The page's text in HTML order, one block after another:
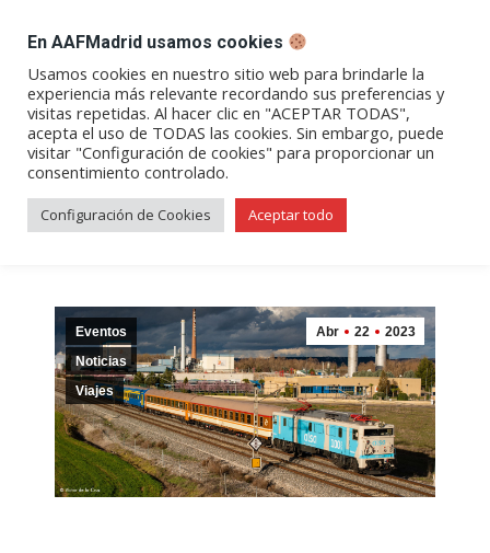
Abrir
enlace
en
una
ventana/pestaña
Abrir
enlace
en
una
ventana/pestaña
Abrir
enlace
en
una
ventana/pestaña
Abrir
enlace
en
una
Abrir
enlace
en
una
Rápido «Valencia Expreso» a
València – ¡Ya a la venta!
Abr 22 2023
Eventos
Noticias
Viajes
En AAFMadrid usamos cookies
Usamos cookies en nuestro sitio web para brindarle la
experiencia más relevante recordando sus preferencias y
visitas repetidas. Al hacer clic en "ACEPTAR TODAS",
acepta el uso de TODAS las cookies. Sin embargo, puede
visitar "Configuración de cookies" para proporcionar un
consentimiento controlado.
Configuración de Cookies Aceptar todo